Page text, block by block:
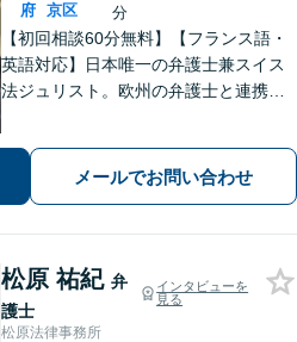
府
京区
分
【初回相談60分無料】【フランス語・
英語対応】日本唯一の弁護士兼スイス
法ジュリスト。欧州の弁護士と連携し
上げ／英仏日契約法務／ハーグ条約案
件などお任せ【WEB対応｜休日・夜間
メールでお問い合わせ
松原 祐紀 弁
護士
インタビューを
見る
松原法律事務所